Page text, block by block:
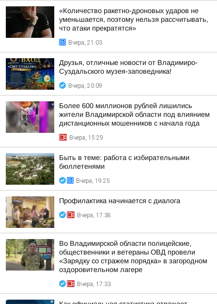
«Количество ракетно-дроновых ударов не
уменьшается, поэтому нельзя рассчитывать,
что атаки прекратятся»
Вчера, 21:03
Друзья, отличные новости от Владимиро-
Суздальского музея-заповедника!
Вчера, 20:09
Более 600 миллионов рублей лишились
жители Владимирской области под влиянием
дистанционных мошенников с начала года
Вчера, 15:29
Быть в теме: работа с избирательными
бюллетенями
Вчера, 19:25
Профилактика начинается с диалога
Вчера, 17:38
Во Владимирской области полицейские,
общественники и ветераны ОВД провели
«Зарядку со стражем порядка» в загородном
оздоровительном лагере
Вчера, 17:33